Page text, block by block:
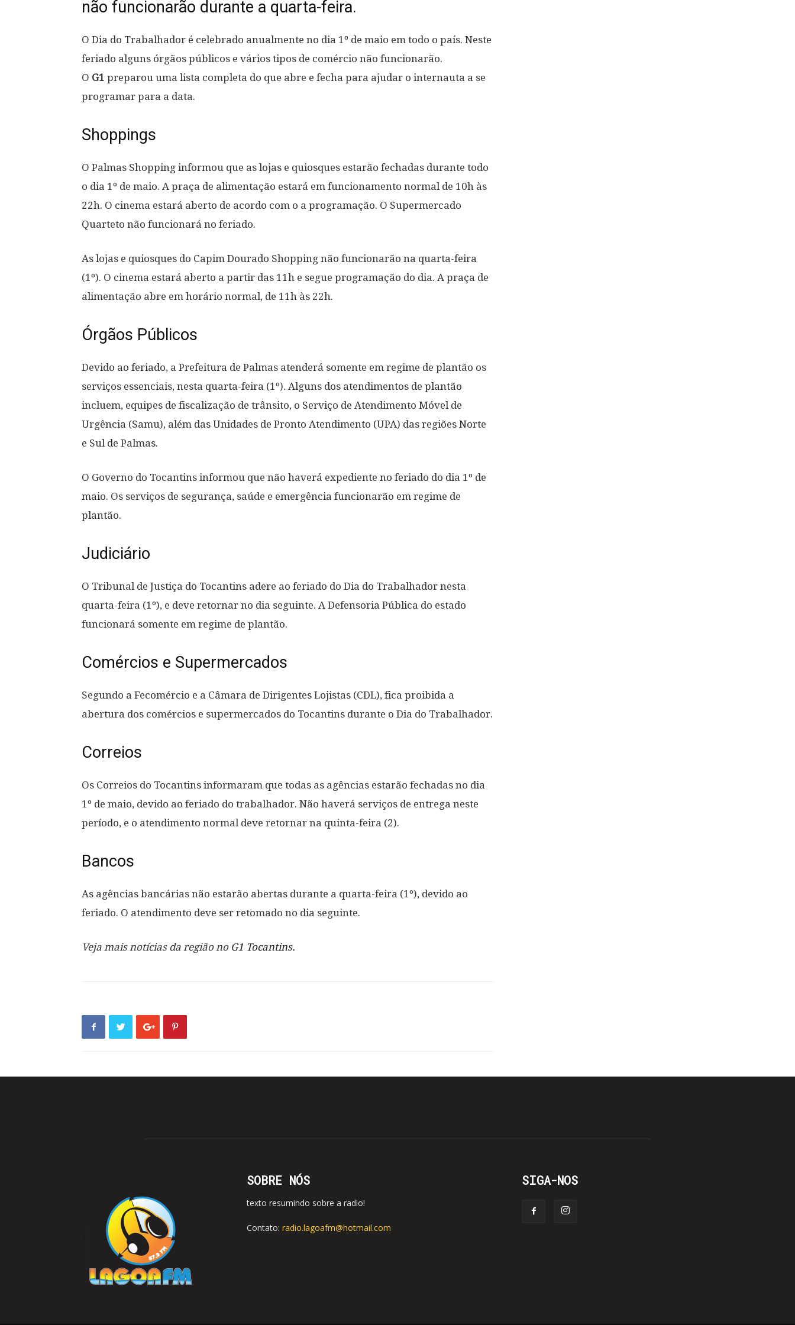
não funcionarão durante a quarta-feira.
O Dia do Trabalhador é celebrado anualmente no dia 1º de maio em todo o país. Neste
feriado alguns órgãos públicos e vários tipos de comércio não funcionarão.
O G1 preparou uma lista completa do que abre e fecha para ajudar o internauta a se
programar para a data.
Shoppings
O Palmas Shopping informou que as lojas e quiosques estarão fechadas durante todo
o dia 1º de maio. A praça de alimentação estará em funcionamento normal de 10h às
22h. O cinema estará aberto de acordo com o a programação. O Supermercado
Quarteto não funcionará no feriado.
As lojas e quiosques do Capim Dourado Shopping não funcionarão na quarta-feira
(1º). O cinema estará aberto a partir das 11h e segue programação do dia. A praça de
alimentação abre em horário normal, de 11h às 22h.
Órgãos Públicos
Devido ao feriado, a Prefeitura de Palmas atenderá somente em regime de plantão os
serviços essenciais, nesta quarta-feira (1º). Alguns dos atendimentos de plantão
incluem, equipes de fiscalização de trânsito, o Serviço de Atendimento Móvel de
Urgência (Samu), além das Unidades de Pronto Atendimento (UPA) das regiões Norte
e Sul de Palmas.
O Governo do Tocantins informou que não haverá expediente no feriado do dia 1º de
maio. Os serviços de segurança, saúde e emergência funcionarão em regime de
plantão.
Judiciário
O Tribunal de Justiça do Tocantins adere ao feriado do Dia do Trabalhador nesta
quarta-feira (1º), e deve retornar no dia seguinte. A Defensoria Pública do estado
funcionará somente em regime de plantão.
Comércios e Supermercados
Segundo a Fecomércio e a Câmara de Dirigentes Lojistas (CDL), fica proibida a
abertura dos comércios e supermercados do Tocantins durante o Dia do Trabalhador.
Correios
Os Correios do Tocantins informaram que todas as agências estarão fechadas no dia
1º de maio, devido ao feriado do trabalhador. Não haverá serviços de entrega neste
período, e o atendimento normal deve retornar na quinta-feira (2).
Bancos
As agências bancárias não estarão abertas durante a quarta-feira (1º), devido ao
feriado. O atendimento deve ser retomado no dia seguinte.
Veja mais notícias da região no G1 Tocantins.
SOBRE NÓS
texto resumindo sobre a radio!
Contato: radio.lagoafm@hotmail.com
SIGA-NOS